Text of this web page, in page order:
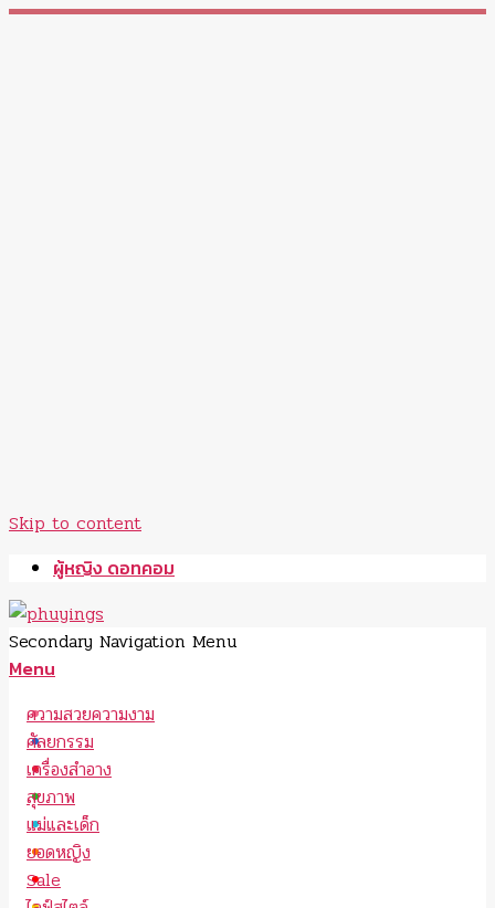
Skip to content
ผู้หญิง ดอทคอม
Secondary Navigation Menu
Menu
ความสวยความงาม
ศัลยกรรม
เครื่องสำอาง
สุขภาพ
แม่และเด็ก
ยอดหญิง
Sale